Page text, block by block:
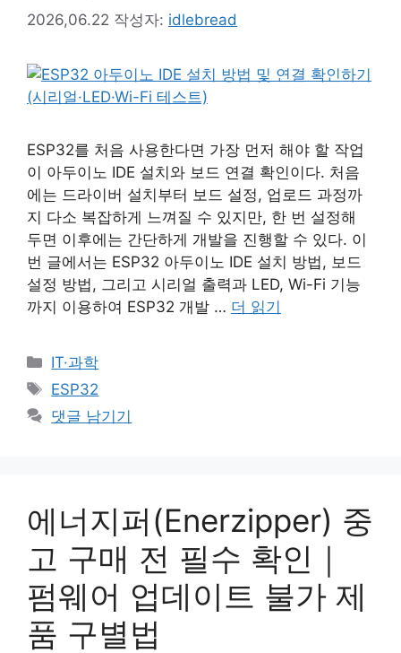
2026,06.22 작성자: idlebread
ESP32를 처음 사용한다면 가장 먼저 해야 할 작업
이 아두이노 IDE 설치와 보드 연결 확인이다. 처음
에는 드라이버 설치부터 보드 설정, 업로드 과정까
지 다소 복잡하게 느껴질 수 있지만, 한 번 설정해
두면 이후에는 간단하게 개발을 진행할 수 있다. 이
번 글에서는 ESP32 아두이노 IDE 설치 방법, 보드
설정 방법, 그리고 시리얼 출력과 LED, Wi-Fi 기능
까지 이용하여 ESP32 개발 … 더 읽기
카
테
리
IT·과학
태
그
ESP32
댓글 남기기
에너지퍼(Enerzipper) 중
고 구매 전 필수 확인｜
펌웨어 업데이트 불가 제
품 구별법